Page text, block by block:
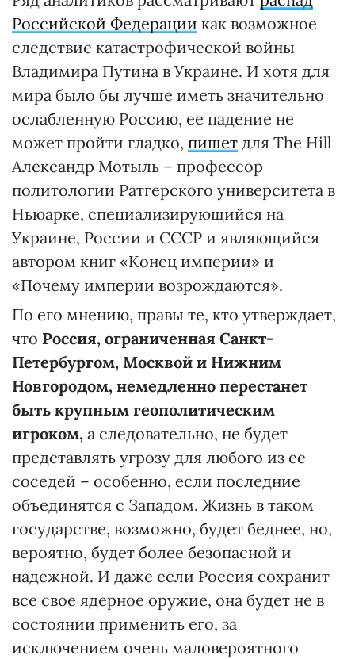
Российской Федерации как возможное
следствие катастрофической войны
Владимира Путина в Украине. И хотя для
мира было бы лучше иметь значительно
ослабленную Россию, ее падение не
может пройти гладко, пишет для The Hill
Александр Мотыль – профессор
политологии Ратгерского университета в
Ньюарке, специализирующийся на
Украине, России и СССР и являющийся
автором книг «Конец империи» и
«Почему империи возрождаются».
По его мнению, правы те, кто утверждает,
что Россия, ограниченная Санкт-
Петербургом, Москвой и Нижним
Новгородом, немедленно перестанет
быть крупным геополитическим
игроком, а следовательно, не будет
представлять угрозу для любого из ее
соседей – особенно, если последние
объединятся с Западом. Жизнь в таком
государстве, возможно, будет беднее, но,
вероятно, будет более безопасной и
надежной. И даже если Россия сохранит
все свое ядерное оружие, она будет не в
состоянии применить его, за
исключением очень маловероятного